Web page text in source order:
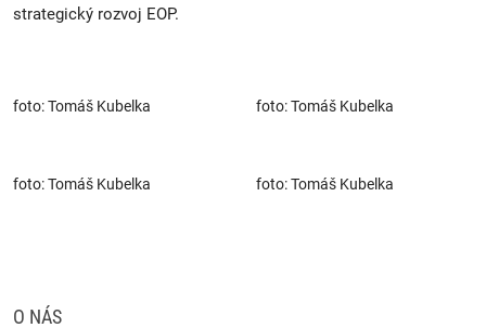
strategický rozvoj EOP.
foto: Tomáš Kubelka foto: Tomáš Kubelka
foto: Tomáš Kubelka foto: Tomáš Kubelka
O NÁS